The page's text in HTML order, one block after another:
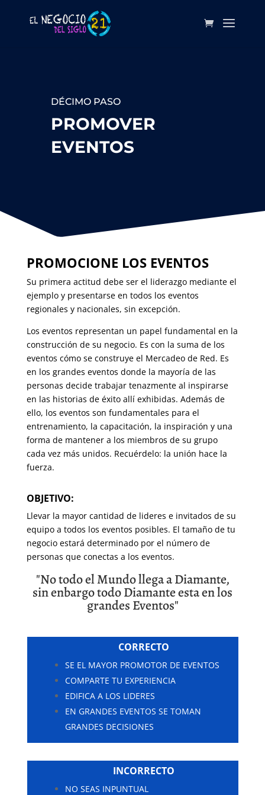
DÉCIMO PASO
PROMOVER
EVENTOS
PROMOCIONE LOS EVENTOS
Su primera actitud debe ser el liderazgo mediante el
ejemplo y presentarse en todos los eventos
regionales y nacionales, sin excepción.
Los eventos representan un papel fundamental en la
construcción de su negocio. Es con la suma de los
eventos cómo se construye el Mercadeo de Red. Es
en los grandes eventos donde la mayoría de las
personas decide trabajar tenazmente al inspirarse
en las historias de éxito allí exhibidas. Además de
ello, los eventos son fundamentales para el
entrenamiento, la capacitación, la inspiración y una
forma de mantener a los miembros de su grupo
cada vez más unidos. Recuérdelo: la unión hace la
fuerza.
OBJETIVO:
Llevar la mayor cantidad de lideres e invitados de su
equipo a todos los eventos posibles. El tamaño de tu
negocio estará determinado por el número de
personas que conectas a los eventos.
"No todo el Mundo llega a Diamante,
sin enbargo todo Diamante esta en los
grandes Eventos"
CORRECTO
SE EL MAYOR PROMOTOR DE EVENTOS
COMPARTE TU EXPERIENCIA
EDIFICA A LOS LIDERES
EN GRANDES EVENTOS SE TOMAN
GRANDES DECISIONES
INCORRECTO
NO SEAS INPUNTUAL